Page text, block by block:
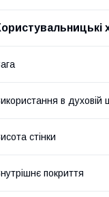
в духовій
стінки
покриття